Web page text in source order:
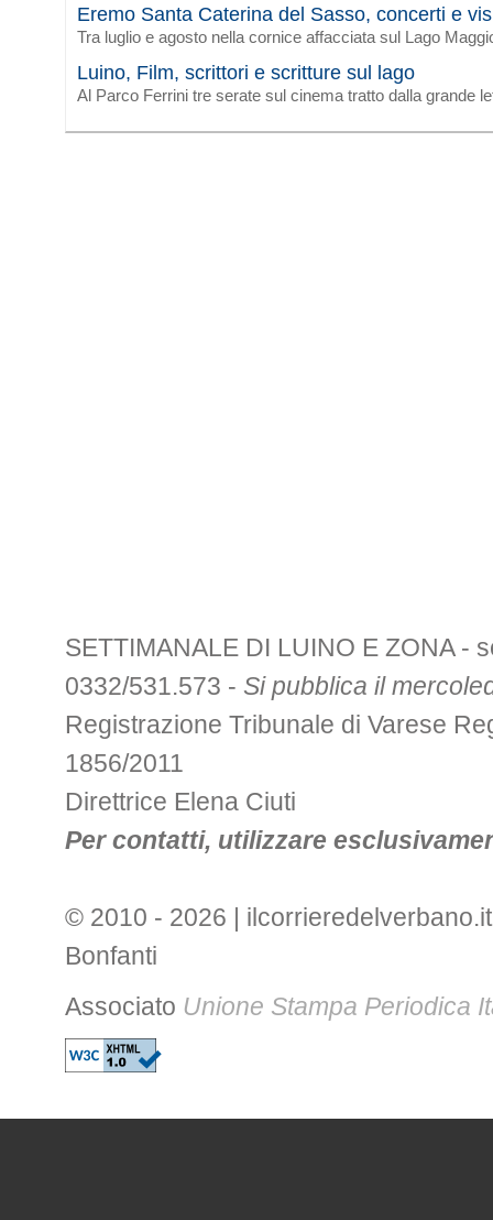
Eremo Santa Caterina del Sasso, concerti e
Tra luglio e agosto nella cornice affacciata sul Lago
Luino, Film, scrittori e scritture sul lago
Al Parco Ferrini tre serate sul cinema tratto dalla grande
SETTIMANALE DI LUINO E ZONA -
0332/531.573 - Si pubblica il
Registrazione Tribunale di Varese
1856/2011
Direttrice Elena Ciuti
Per contatti, utilizzare
© 2010 - 2026 |
Bonfanti
Associato Unione Stampa Periodica